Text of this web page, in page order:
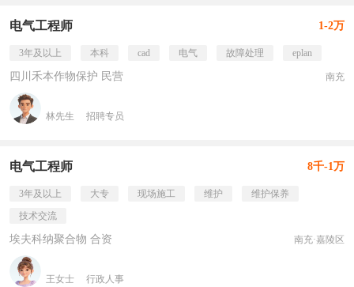
电气工程师 1-2万
3年及以上 本科 cad 电气 故障处理 eplan
四川禾本作物保护 民营 南充
林先生 招聘专员
电气工程师 8千-1万
3年及以上 大专 现场施工 维护
维护保养
技术交流
埃夫科纳聚合物 合资 南充·嘉陵区
王女士 行政人事